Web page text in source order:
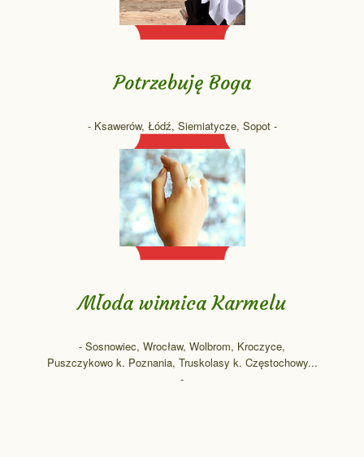
Potrzebuję Boga
- Ksawerów, Łódź, Siemiatycze, Sopot -
Młoda winnica Karmelu
- Sosnowiec, Wrocław, Wolbrom, Kroczyce,
Puszczykowo k. Poznania, Truskolasy k. Częstochowy...
-